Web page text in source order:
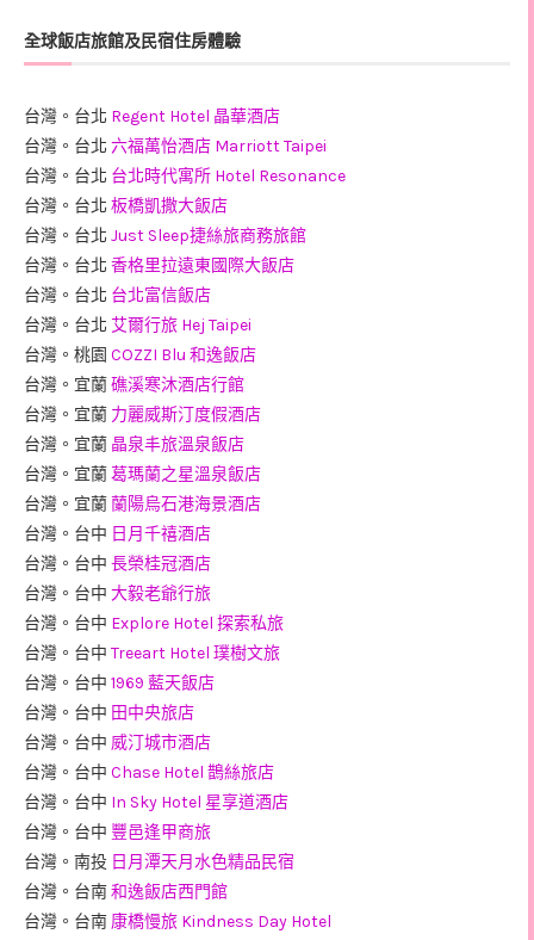
全球飯店旅館及民宿住房體驗
台灣。台北 Regent Hotel 晶華酒店
台灣。台北 六福萬怡酒店 Marriott Taipei
台灣。台北 台北時代寓所 Hotel Resonance
台灣。台北 板橋凱撒大飯店
台灣。台北 Just Sleep捷絲旅商務旅館
台灣。台北 香格里拉遠東國際大飯店
台灣。台北 台北富信飯店
台灣。台北 艾爾行旅 Hej Taipei
台灣。桃園 COZZI Blu 和逸飯店
台灣。宜蘭礁溪寒沐酒店行館
台灣。宜蘭 力麗威斯汀度假酒店
台灣。宜蘭 晶泉丰旅溫泉飯店
台灣。宜蘭葛瑪蘭之星溫泉飯店
台灣。宜蘭蘭陽烏石港海景酒店
台灣。台中 日月千禧酒店
台灣。台中 長榮桂冠酒店
台灣。台中 大毅老爺行旅
台灣。台中 Explore Hotel 探索私旅
台灣。台中 Treeart Hotel 璞樹文旅
台灣。台中 1969 藍天飯店
台灣。台中 田中央旅店
台灣。台中 威汀城市酒店
台灣。台中 Chase Hotel 鵲絲旅店
台灣。台中 In Sky Hotel 星享道酒店
台灣。台中 豐邑逢甲商旅
台灣。南投 日月潭天月水色精品民宿
台灣。台南和逸飯店西門館
台灣。台南 康橋慢旅 Kindness Day Hotel